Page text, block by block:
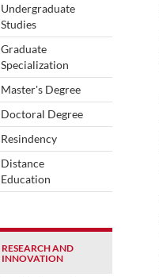
Undergraduate
Studies
Graduate
Specialization
Master's Degree
Doctoral Degree
Resindency
Distance
Education
RESEARCH AND
INNOVATION